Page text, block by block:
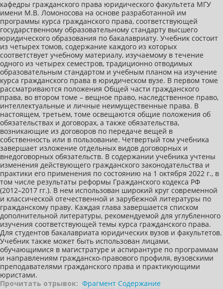
кафедры гражданского права юридического факультета МГУ
имени М.В. Ломоносова на основе разработанной им
программы курса гражданского права, соответствующей
государственному образовательному стандарту высшего
юридического образования по бакалавриату. Учебник состоит
из четырех томов, содержание каждого из которых
соответствует учебному материалу, изучаемому в течение
одного из четырех семестров, традиционно отводимых
образовательным стандартом и учебным планом на изучение
курса гражданского права в юридическом вузе. В первом томе
рассматриваются положения Общей части гражданского
права, во втором томе – вещное право, наследственное право,
интеллектуальные и личные неимущественные права. В
настоящем, третьем, томе освещаются общие положения об
обязательствах и договорах, а также обязательства,
возникающие из договоров по передаче вещей в
собственность или в пользование. Четвертый том учебника
завершает изложение отдельных видов договорных и
внедоговорных обязательств. В содержании учебника учтены
изменения действующего гражданского законодательства и
практики его применения по состоянию на 1 октября 2022 г., в
том числе результаты реформы Гражданского кодекса РФ
(2012–2017 гг.). В нем использован широкий круг современной
и классической отечественной и зарубежной литературы по
гражданскому праву. Каждая глава завершается списком
дополнительной литературы, рекомендуемой для углубленного
изучения соответствующей темы курса гражданского права.
Для студентов бакалавриата юридических вузов и факультетов.
Учебник также может быть использован лицами,
обучающимися в магистратуре и аспирантуре по программам
и направлениям гражданско-правового профиля, вузовскими
преподавателями гражданского права и практикующими
юристами.
Прочитать отрывок: Фрагмент Содержание